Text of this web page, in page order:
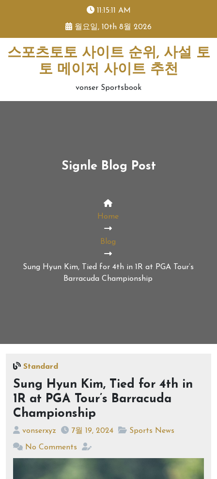
11:15:11 AM
월요일, 10th 8월 2026
스포츠토토 사이트 순위, 사설 토
토 메이저 사이트 추천
vonser Sportsbook
Signle Blog Post
Home
Blog
Sung Hyun Kim, Tied for 4th in 1R at PGA Tour’s
Barracuda Championship
Standard
Sung Hyun Kim, Tied for 4th in
1R at PGA Tour’s Barracuda
Championship
vonserxyz 7월 19, 2024 Sports News
No Comments